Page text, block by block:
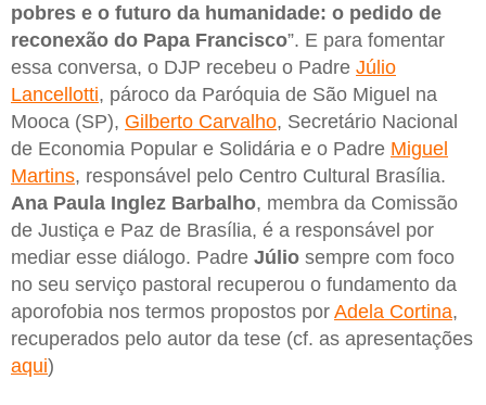
pobres e o futuro da humanidade: o pedido de
reconexão do Papa Francisco”. E para fomentar
essa conversa, o DJP recebeu o Padre Júlio
Lancellotti, pároco da Paróquia de São Miguel na
Mooca (SP), Gilberto Carvalho, Secretário Nacional
de Economia Popular e Solidária e o Padre Miguel
Martins, responsável pelo Centro Cultural Brasília.
Ana Paula Inglez Barbalho, membra da Comissão
de Justiça e Paz de Brasília, é a responsável por
mediar esse diálogo. Padre Júlio sempre com foco
no seu serviço pastoral recuperou o fundamento da
aporofobia nos termos propostos por Adela Cortina,
recuperados pelo autor da tese (cf. as apresentações
aqui)